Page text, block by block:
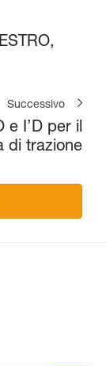
Successivo
e I’D per il
di trazione